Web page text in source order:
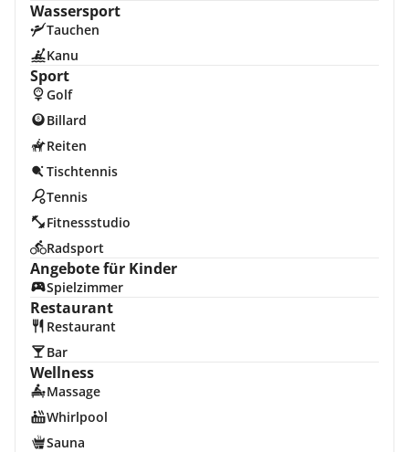
Wassersport
Tauchen
Kanu
Sport
Golf
Billard
Reiten
Tischtennis
Tennis
Fitnessstudio
Radsport
Angebote für Kinder
Spielzimmer
Restaurant
Restaurant
Bar
Wellness
Massage
Whirlpool
Sauna